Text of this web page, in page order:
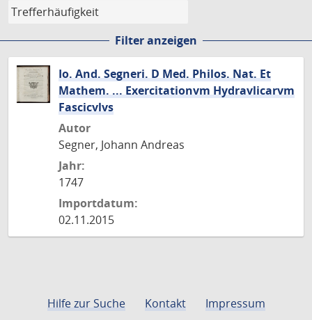
Filter anzeigen
Io. And. Segneri. D Med. Philos. Nat. Et
Mathem. ... Exercitationvm Hydravlicarvm
Fascicvlvs
Autor
Segner, Johann Andreas
Jahr:
1747
Importdatum:
02.11.2015
Hilfe zur Suche Kontakt
Impressum